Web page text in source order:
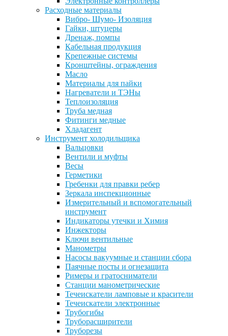
Расходные материалы
Вибро- Шумо- Изоляция
Гайки, штуцеры
Дренаж, помпы
Кабельная продукция
Крепежные системы
Кронштейны, ограждения
Масло
Материалы для пайки
Нагреватели и ТЭНы
Теплоизоляция
Труба медная
Фитинги медные
Хладагент
Инструмент холодильщика
Вальцовки
Вентили и муфты
Весы
Герметики
Гребенки для правки ребер
Зеркала инспекционные
Измерительный и вспомогательный
инструмент
Индикаторы утечки и Химия
Инжекторы
Ключи вентильные
Манометры
Насосы вакуумные и станции сбора
Паячные посты и огнезащита
Римеры и гратосниматели
Станции манометрические
Течеискатели ламповые и красители
Течеискатели электронные
Трубогибы
Труборасширители
Труборезы